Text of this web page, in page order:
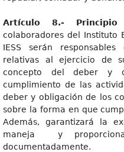
Artículo 8.- Principio
colaboradores del Instituto
IESS serán
relativas al ejercicio de
concepto del deber y
cumplimiento de las
deber y obligación de los
sobre la forma en que
Además, garantizará la
maneja y
documentadamente.